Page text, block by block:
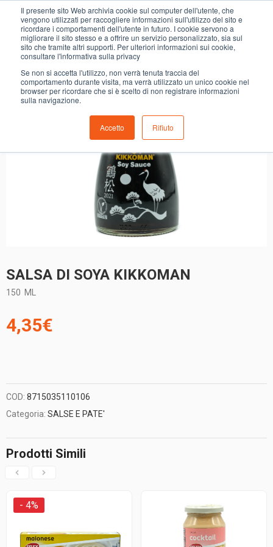
Il presente sito Web archivia cookie sul computer dell'utente, che
vengono utilizzati per raccogliere informazioni sull'utilizzo del sito e
ricordare i comportamenti dell'utente in futuro. I cookie servono a
migliorare il sito stesso e a offrire un servizio personalizzato, sia sul
sito che tramite altri supporti. Per ulteriori informazioni sui cookie,
consultare l'informativa sulla privacy
Se non si accetta l'utilizzo, non verrà tenuta traccia del
comportamento durante visita, ma verrà utilizzato un unico cookie nel
browser per ricordare che si è scelto di non registrare informazioni
sulla navigazione.
Accetto Rifiuto
SALSA DI SOYA KIKKOMAN
SALSA DI SOYA KIKKOMAN
150 ML
4,35€
COD: 8715035110106
Categoria: SALSE E PATE'
Prodotti Simili
- 4%